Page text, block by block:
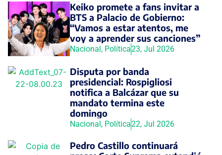
Keiko promete a fans invitar a
BTS a Palacio de Gobierno:
“Vamos a estar atentos, me
voy a aprender sus canciones”
Nacional, Política23, Jul 2026
Disputa por banda
presidencial: Rospigliosi
notifica a Balcázar que su
mandato termina este
domingo
Nacional, Política22, Jul 2026
Pedro Castillo continuará